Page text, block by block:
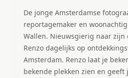
De jonge Amsterdamse
reportagemaker en
Wallen. Nieuwsgierig naar zijn
Renzo dagelijks op
Amsterdam. Renzo laat je
bekende plekken zien en geeft